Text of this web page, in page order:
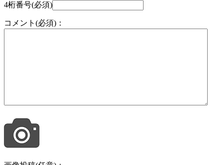
4桁番号(必須)
コメント(必須)：